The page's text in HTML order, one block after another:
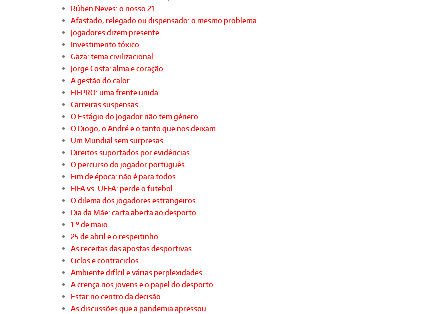
Rúben Neves: o nosso 21
Afastado, relegado ou dispensado: o mesmo problema
Jogadores dizem presente
Investimento tóxico
Gaza: tema civilizacional
Jorge Costa: alma e coração
A gestão do calor
FIFPRO: uma frente unida
Carreiras suspensas
O Estágio do Jogador não tem género
O Diogo, o André e o tanto que nos deixam
Um Mundial sem surpresas
Direitos suportados por evidências
O percurso do jogador português
Fim de época: não é para todos
FIFA vs. UEFA: perde o futebol
O dilema dos jogadores estrangeiros
Dia da Mãe: carta aberta ao desporto
1.º de maio
25 de abril e o respeitinho
As receitas das apostas desportivas
Ciclos e contraciclos
Ambiente difícil e várias perplexidades
A crença nos jovens e o papel do desporto
Estar no centro da decisão
As discussões que a pandemia apressou